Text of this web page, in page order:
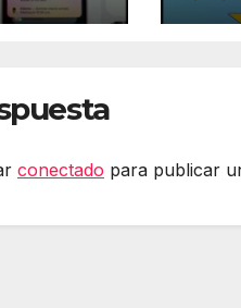
en
conectado para publicar